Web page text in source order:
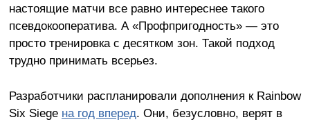
настоящие матчи все равно интереснее такого
псевдокооператива. А «Профпригодность» — это
просто тренировка с десятком зон. Такой подход
трудно принимать всерьез.
Разработчики распланировали дополнения к Rainbow
Six Siege на год вперед. Они, безусловно, верят в